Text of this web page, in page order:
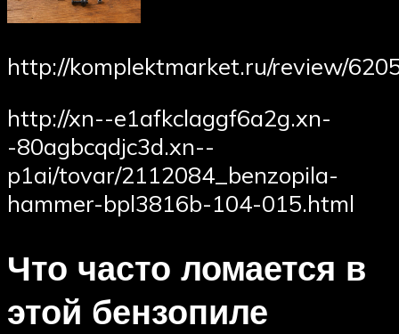
http://komplektmarket.ru/review/
http://xn--e1afkclaggf6a2g.xn-
-80agbcqdjc3d.xn--
p1ai/tovar/2112084_benzopila-
hammer-bpl3816b-104-015.html
Что часто ломается в
этой бензопиле